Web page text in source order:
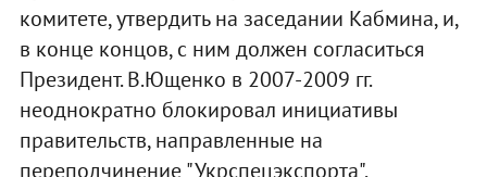
комитете, утвердить на заседании Кабмина, и,
в конце концов, с ним должен согласиться
Президент. В.Ющенко в 2007-2009 гг.
неоднократно блокировал инициативы
правительств, направленные на
переподчинение "Укрспецэкспорта".